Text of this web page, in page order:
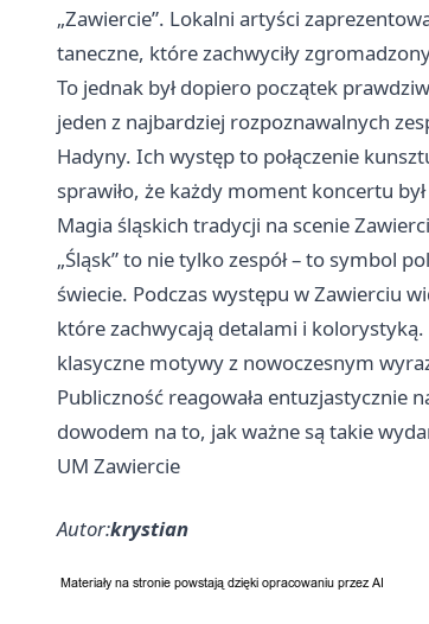
„Zawiercie”. Lokalni artyści
taneczne, które zachwyciły
To jednak był dopiero początek
jeden z najbardziej rozpoznawalnych
Hadyny. Ich występ to połączenie
sprawiło, że każdy moment koncertu
Magia śląskich tradycji na scenie
„Śląsk” to nie tylko zespół – to symbol
świecie. Podczas występu w Zawierciu
które zachwycają detalami i kolorystyką.
klasyczne motywy z nowoczesnym
Publiczność reagowała entuzjastycznie
dowodem na to, jak ważne są takie
UM Zawiercie
Autor:krystian